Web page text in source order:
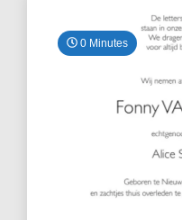
0 Minutes